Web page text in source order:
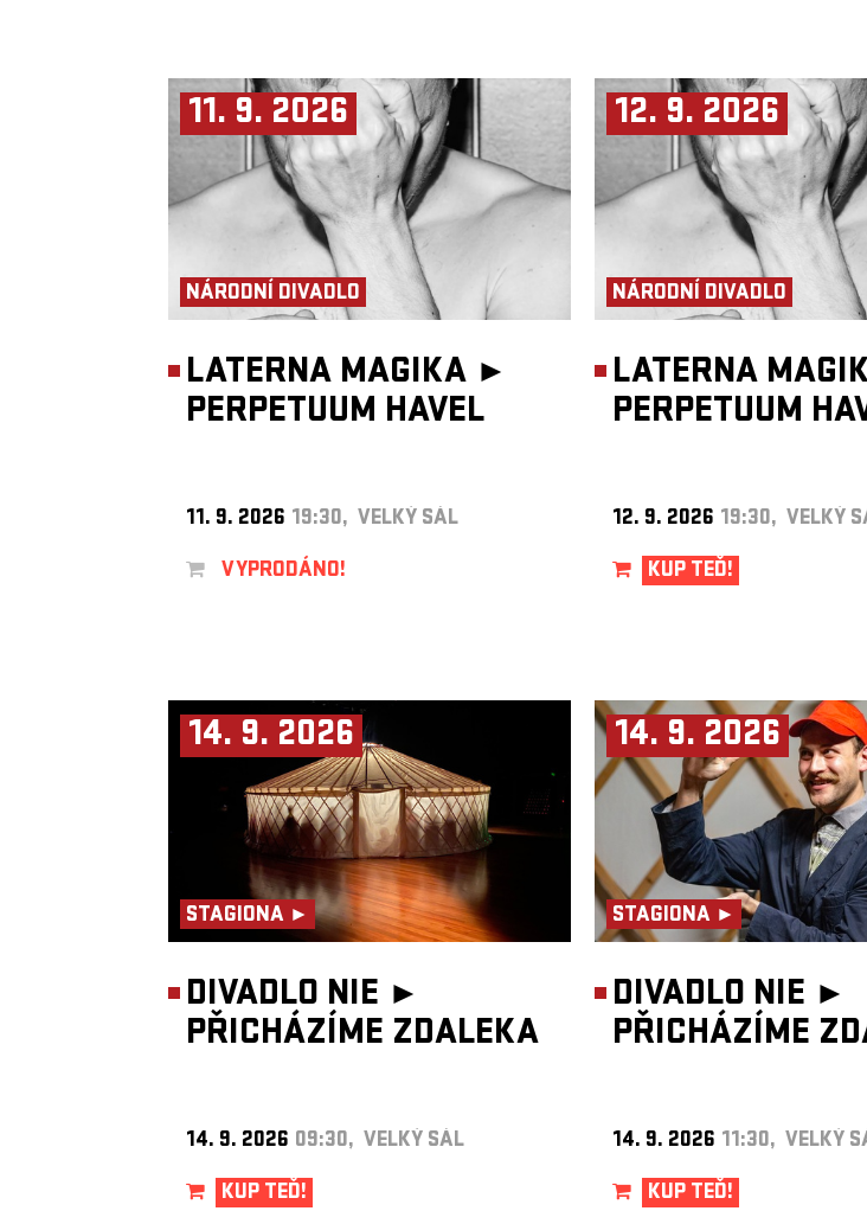
11. 9. 2026
NÁRODNÍ DIVADLO
LATERNA MAGIKA ►
PERPETUUM HAVEL
11. 9. 2026 19:30, VELKÝ SÁL
VYPRODÁNO!
12. 9. 2026
NÁRODNÍ DIVADLO
LATERNA
PERPETUUM
12. 9. 2026 19:30, VELKÝ
KUP TEĎ!
14. 9. 2026
STAGIONA ►
DIVADLO NIE ►
PŘICHÁZÍME ZDALEKA
14. 9. 2026 09:30, VELKÝ SÁL
KUP TEĎ!
14. 9. 2026
STAGIONA ►
DIVADLO NIE ►
PŘICHÁZÍME
14. 9. 2026 11:30, VELKÝ
KUP TEĎ!